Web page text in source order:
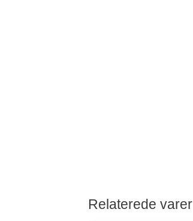
Relaterede varer